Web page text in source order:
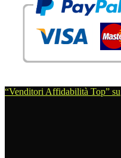
“Venditori Affidabilità Top” su